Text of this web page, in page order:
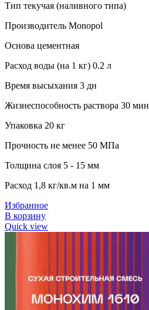
Тип текучая (наливного типа)
Производитель Monopol
Основа цементная
Расход воды (на 1 кг) 0.2 л
Время высыхания 3 дн
Жизнеспособность раствора 30 мин
Упаковка 20 кг
Прочность не менее 50 МПа
Толщина слоя 5 - 15 мм
Расход 1,8 кг/кв.м на 1 мм
Избранное
В корзину
Quick view